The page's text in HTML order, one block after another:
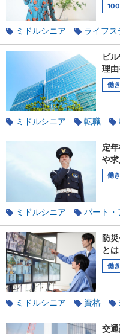
100
ミドルシニア ライフス
資格
ビ
理
働
ミドルシニア 転職
ビルメンテナンス
定
や
働
ミドルシニア パート・
中高年採用
警備
防
とは
働
ミドルシニア 資格
交